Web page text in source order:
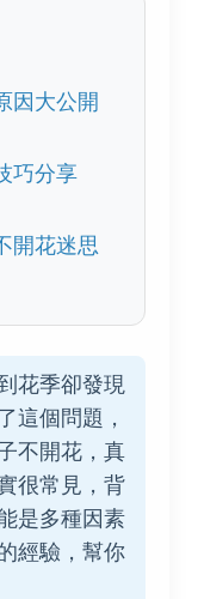
因大公開
巧分享
開花迷思
花季卻發現
這個問題，
不開花，真
很常見，背
是多種因素
經驗，幫你